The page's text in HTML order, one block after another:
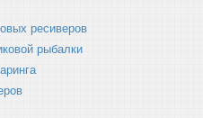
ресиверов
рыбалки